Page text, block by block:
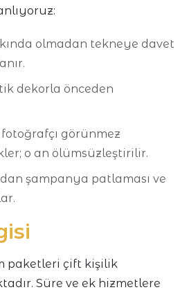
olmadan tekneye davet
dekorla önceden
görünmez
o an ölümsüzleştirilir.
şampanya patlaması ve
paketleri çift kişilik
Süre ve ek hizmetlere